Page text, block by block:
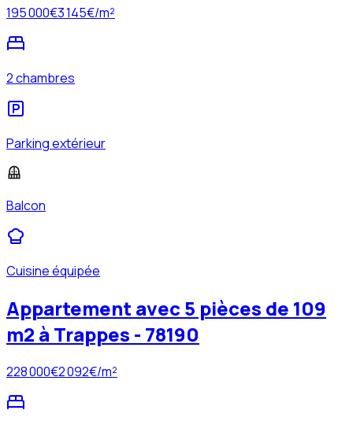
195 000€3 145€/m²
2 chambres
Parking extérieur
Balcon
Cuisine équipée
Appartement avec 5 pièces de 109
m2 à Trappes - 78190
228 000€2 092€/m²